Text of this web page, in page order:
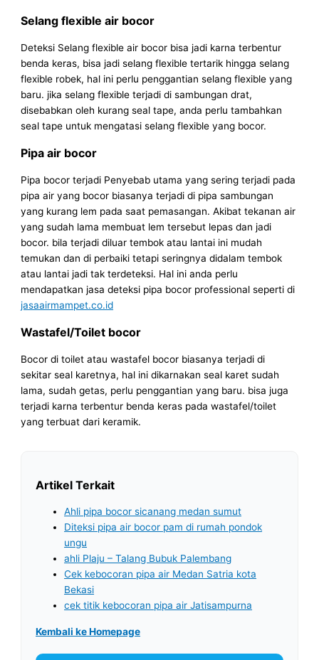
Selang flexible air bocor
Deteksi Selang flexible air bocor bisa jadi karna terbentur
benda keras, bisa jadi selang flexible tertarik hingga selang
flexible robek, hal ini perlu penggantian selang flexible yang
baru. jika selang flexible terjadi di sambungan drat,
disebabkan oleh kurang seal tape, anda perlu tambahkan
seal tape untuk mengatasi selang flexible yang bocor.
Pipa air bocor
Pipa bocor terjadi Penyebab utama yang sering terjadi pada
pipa air yang bocor biasanya terjadi di pipa sambungan
yang kurang lem pada saat pemasangan. Akibat tekanan air
yang sudah lama membuat lem tersebut lepas dan jadi
bocor. bila terjadi diluar tembok atau lantai ini mudah
temukan dan di perbaiki tetapi seringnya didalam tembok
atau lantai jadi tak terdeteksi. Hal ini anda perlu
mendapatkan jasa deteksi pipa bocor professional seperti di
jasaairmampet.co.id
Wastafel/Toilet bocor
Bocor di toilet atau wastafel bocor biasanya terjadi di
sekitar seal karetnya, hal ini dikarnakan seal karet sudah
lama, sudah getas, perlu penggantian yang baru. bisa juga
terjadi karna terbentur benda keras pada wastafel/toilet
yang terbuat dari keramik.
Artikel Terkait
Ahli pipa bocor sicanang medan sumut
Diteksi pipa air bocor pam di rumah pondok
ungu
ahli Plaju – Talang Bubuk Palembang
Cek kebocoran pipa air Medan Satria kota
Bekasi
cek titik kebocoran pipa air Jatisampurna
Kembali ke Homepage